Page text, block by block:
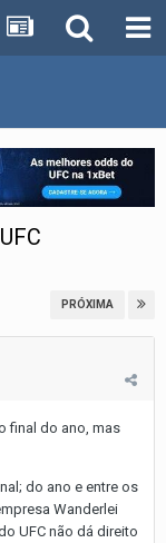
PRÓXIMA
final do ano, mas
do ano e entre os
Wanderlei
UFC não dá direito